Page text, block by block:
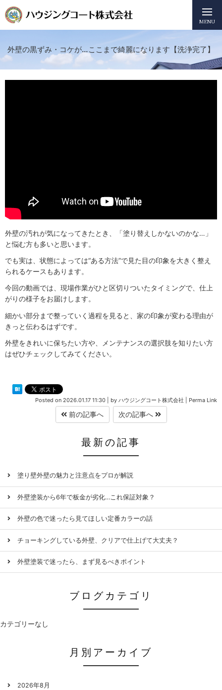
MENU
外壁の黒ずみ・コケが…ここまで綺麗になります【洗浄完了】
外壁の汚れが気になってきたとき、「塗り替えしかないのかな…」
と悩む方も多いと思います。
でも実は、状態によっては“ある方法”で見た目の印象を大きく整え
られるケースもあります。
今回の動画では、現場作業がひと区切りついたタイミングで、仕上
がりの様子をお届けします。
細かい部分まで整っていく過程を見ると、家の印象が変わる理由が
きっと伝わるはずです。
外壁をきれいに保ちたい方や、メンテナンスの選択肢を知りたい方
はぜひチェックしてみてください。
Posted on 2026.01.17 11:30 by ハウジングコート株式会社 Perma Link
前の記事へ 次の記事へ
最新の記事
塗り壁外壁の魅力と注意点をプロが解説
外壁塗装から6年で板金が劣化…これ保証対象？
外壁の色で迷ったら見てほしい定番カラーの話
チョーキングしている外壁、クリアで仕上げて大丈夫？
外壁塗装で迷ったら、まず見るべきポイント
ブログカテゴリ
カテゴリーなし
月別アーカイブ
2026年8月